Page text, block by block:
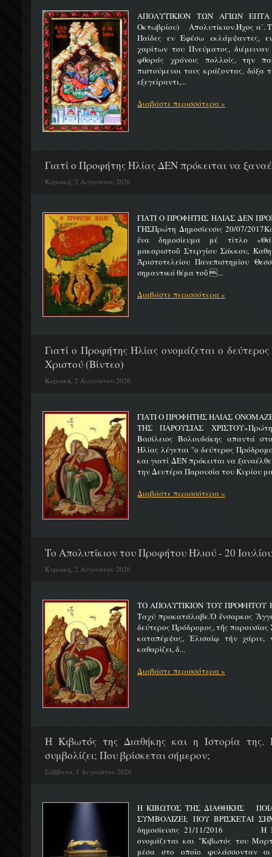
ΑΠΟΛΥΤΙΚΙΟΝ ΤΩΝ ΑΓΙΩΝ ΕΠΤΑ
Οκτωβρίου) Απολυτίκιον.Ήχος α΄.
Παίδες εν Εφέσω εκλάμψαντες,
χαρίτων του Πνεύματος,
φθοράς χρόνοις πολλοίς, την
πιστούμενοι τους κράζοντας,
εξεγείραντι,...
Διαβάστε περισσότερα »
Γιατί ο Προφήτης Ηλίας ΔΕΝ πρόκειται να
Κυριακή, 2 Αυγούστου 2026
ΓΙΑΤΙ Ο ΠΡΟΦΗΤΗΣ ΗΛΙΑΣ ΔΕΝ
ΓΗΣΠρώτη Δημοσίευσις 20/07/
ἕνα δημοσίευμα μέ τίτλο
μακαριστοῦ Στεργίου Σάκκου,
Ἀριστοτελείου Πανεπιστημίου
σημαντικό θέμα τοῦ ...
Διαβάστε περισσότερα »
Γιατί ο Προφήτης Ηλίας ονομάζεται ο
Χριστού (Βίντεο)
Κυριακή, 2 Αυγούστου 2026
ΓΙΑΤΙ Ο ΠΡΟΦΗΤΗΣ ΗΛΙΑΣ
ΤΗΣ ΠΑΡΟΥΣΙΑΣ
Βασίλειος Βολουδάκης απαντά
Ηλίας λέγεται "ο δεύτερος
και γιατί ΔΕΝ πρόκειται να
την Δευτέρα Παρουσία του Κυρίου
Διαβάστε περισσότερα »
Το Απολυτίκιον του Προφήτου Ηλιού - 20 Ιουλίου
Κυριακή, 2 Αυγούστου 2026
ΤΟ ΑΠΟΛΥΤΙΚΙΟΝ ΤΟΥ ΠΡΟΦΗΤΟΥ
Ταχύ προκατάλαβε.Ὁ ἔνσαρκος
δεύτερος Πρόδρομος, τῆς παρουσίας
καταπέμψας, Ἐλισαίῳ τὴν χάριν,
καθαρίζει, δ...
Διαβάστε περισσότερα »
H Κιβωτός της Διαθήκης και η Ιστορία της.
συμβολίζει; Που βρίσκεται σήμερον;
Σάββατο, 1 Αυγούστου 2026
Η ΚΙΒΩΤΟΣ ΤΗΣ ΔΙΑΘΗΚΗΣ
ΣΥΜΒΟΛΙΖΕΙ; ΠΟΥ
δημοσίευσις 21/11/2016 Η
ονομάζεται και "Κιβωτός του
μέσα στο οποίο φυλάσσονταν